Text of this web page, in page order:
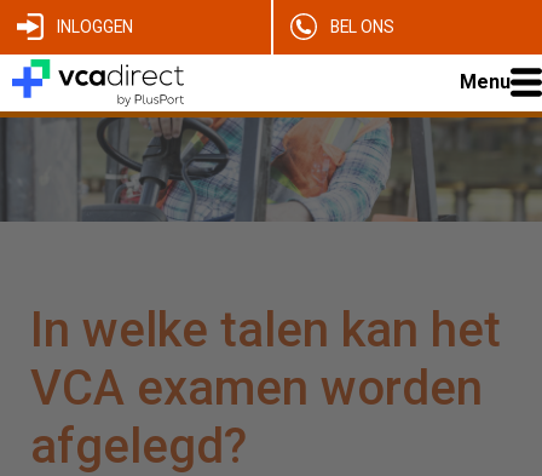
INLOGGEN BEL ONS
Menu
In welke talen kan het
VCA examen worden
afgelegd?